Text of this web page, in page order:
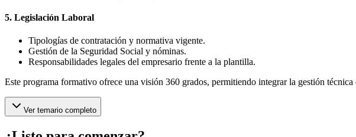
5. Legislación Laboral
Tipologías de contratación y normativa vigente.
Gestión de la Seguridad Social y nóminas.
Responsabilidades legales del empresario frente a la plantilla.
Este programa formativo ofrece una visión 360 grados, permitiendo integrar la gestión
Ver temario completo